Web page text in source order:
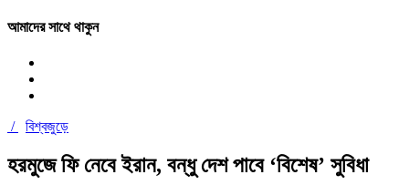
আমাদের সাথে থাকুন
/ বিশ্বজুড়ে
হরমুজে ফি নেবে ইরান, বন্ধু দেশ পাবে ‘বিশেষ’ সুবিধা